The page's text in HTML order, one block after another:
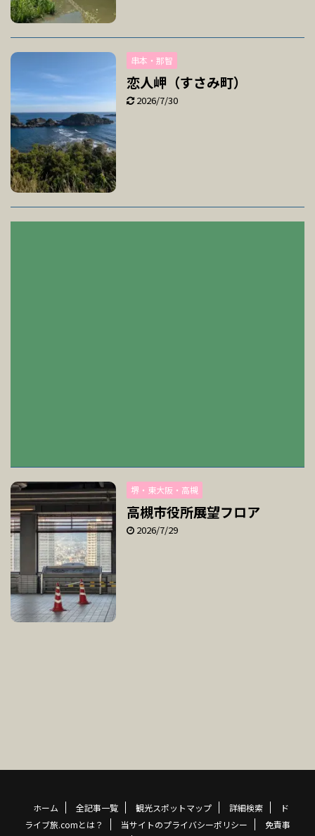
串本・那智
恋人岬（すさみ町）
2026/7/30
堺・東大阪・高槻
高槻市役所展望フロア
2026/7/29
ホーム 全記事一覧 観光スポットマップ 詳細検索
ド
ライブ旅.comとは？
当サイトのプライバシーポリシー
免責事